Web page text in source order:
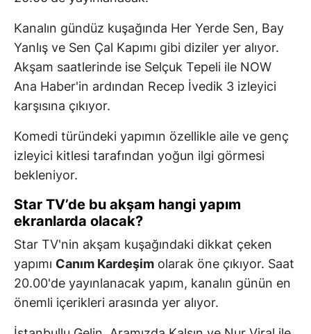
Kanalın gündüz kuşağında Her Yerde Sen, Bay
Yanlış ve Sen Çal Kapımı gibi diziler yer alıyor.
Akşam saatlerinde ise Selçuk Tepeli ile NOW
Ana Haber'in ardından Recep İvedik 3 izleyici
karşısına çıkıyor.
Komedi türündeki yapımın özellikle aile ve genç
izleyici kitlesi tarafından yoğun ilgi görmesi
bekleniyor.
Star TV’de bu akşam hangi yapım
ekranlarda olacak?
Star TV'nin akşam kuşağındaki dikkat çeken
yapımı Canım Kardeşim olarak öne çıkıyor. Saat
20.00'de yayınlanacak yapım, kanalın günün en
önemli içerikleri arasında yer alıyor.